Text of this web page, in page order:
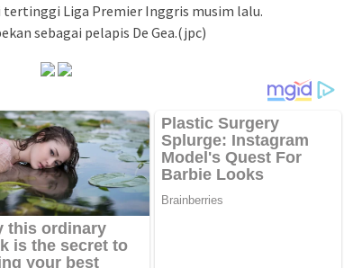
tertinggi Liga Premier Inggris musim lalu.
sebagai pelapis De Gea.(jpc)